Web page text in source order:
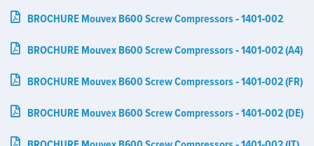
BROCHURE Mouvex B600 Screw Compressors ‑ 1401‑002
BROCHURE Mouvex B600 Screw Compressors ‑ 1401‑002 (A4)
BROCHURE Mouvex B600 Screw Compressors ‑ 1401‑002 (FR)
BROCHURE Mouvex B600 Screw Compressors ‑ 1401‑002 (DE)